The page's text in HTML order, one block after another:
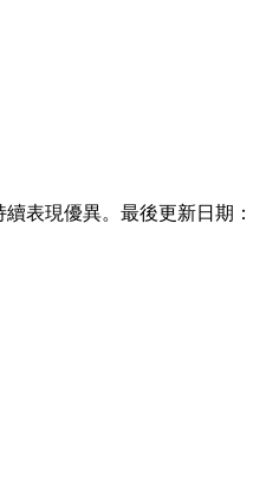
表現優異。最後更新日期：